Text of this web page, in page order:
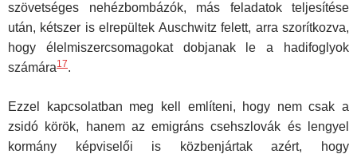
szövetséges nehézbombázók, más feladatok teljesítése
után, kétszer is elrepültek Auschwitz felett, arra szorítkozva,
hogy élelmiszercsomagokat dobjanak le a hadifoglyok
számára17.
Ezzel kapcsolatban meg kell említeni, hogy nem csak a
zsidó körök, hanem az emigráns csehszlovák és lengyel
kormány képviselői is közbenjártak azért, hogy